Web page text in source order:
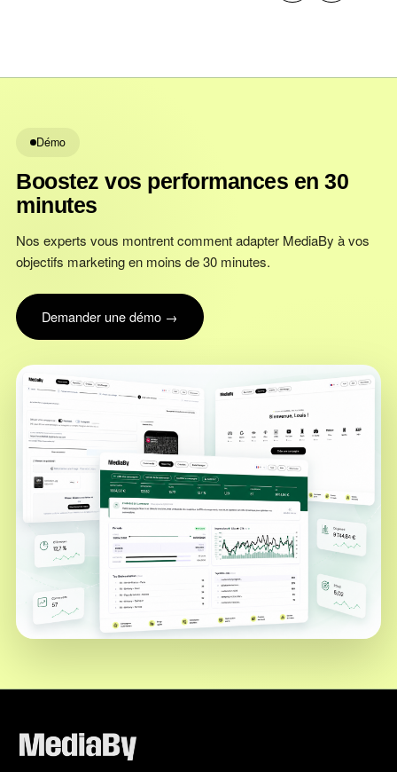
Démo
Boostez vos performances en 30
minutes
Nos experts vous montrent comment adapter MediaBy à vos
objectifs marketing en moins de 30 minutes.
Demander une démo →